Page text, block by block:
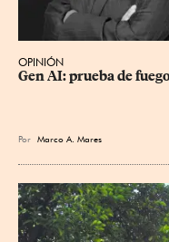
OPINIÓN
Gen AI: prueba de
Por Marco A. Mares